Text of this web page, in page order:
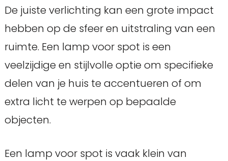
De juiste verlichting kan een grote impact
hebben op de sfeer en uitstraling van een
ruimte. Een lamp voor spot is een
veelzijdige en stijlvolle optie om specifieke
delen van je huis te accentueren of om
extra licht te werpen op bepaalde
objecten.
Een lamp voor spot is vaak klein van